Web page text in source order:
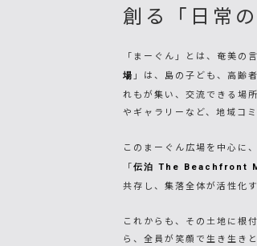
創る「日常の
「まーぐん」とは、奄美の
場 」は、島の子ども、高齢
れもが集い、交流できる場
やギャラリーなど、地域コ
このまーぐん広場を中心に
「伝泊 The Beachfront
共存し、集落全体が活性化
これからも、その土地に根
ら、全員が笑顔で生き生き